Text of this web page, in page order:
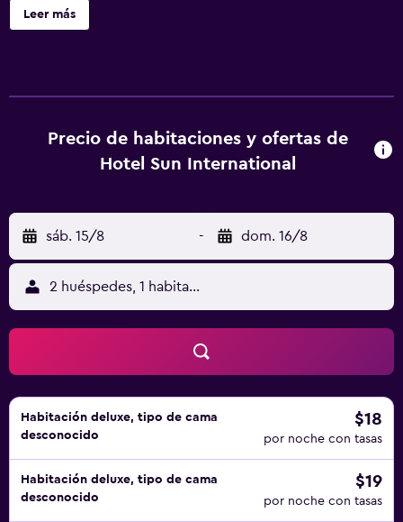
tintorería, lavandería y servicio de recepción 24 horas.
Hotel Sun International ofrece 64 alojamientos con aire
wifi gratis. Los servicios para personas de negocios
incluyen escritorio y sillas de oficina. Se ofrece servicio de
Leer más
Precio de habitaciones y ofertas de
Hotel Sun International
sáb. 15/8 - dom. 16/8
2 huéspedes, 1 habitación
Habitación deluxe, tipo de cama
desconocido
$18
por noche con tasas
Habitación deluxe, tipo de cama
desconocido
$19
por noche con tasas